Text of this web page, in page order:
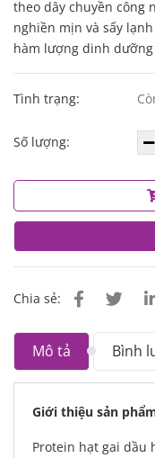
theo dây chuyền công
nghiền mịn và sấy
hàm lượng dinh
Tình trạng:
Số lượng:
Chia sẻ:
Mô tả Bình
Giới thiệu sản
Protein hạt gai dầu